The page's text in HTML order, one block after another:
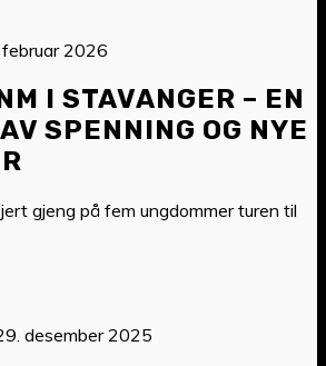
2026
I STAVANGER – EN
SPENNING OG NYE
gjeng på fem ungdommer turen til
desember 2025